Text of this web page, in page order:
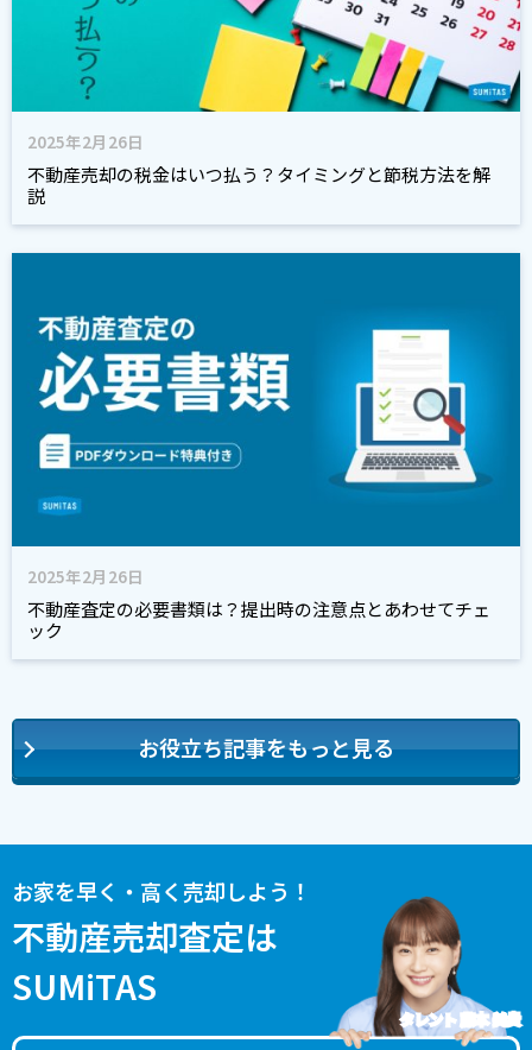
2025年2月26日
不動産売却の税金はいつ払う？タイミングと節税方法を解
説
2025年2月26日
不動産査定の必要書類は？提出時の注意点とあわせてチェ
ック
お役立ち記事をもっと見る
お家を早く・高く売却しよう！
不動産売却査定は
SUMiTAS
タレント 藤本 美貴